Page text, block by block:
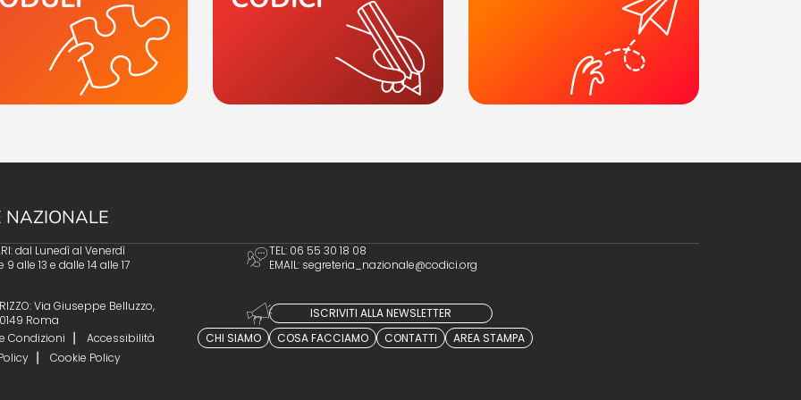
NAZIONALE
dal Lunedì al Venerdì
9 alle 13 e dalle 14 alle 17
TEL: 06 55 30 18 08
EMAIL: segreteria_nazionale@codici.org
Via Giuseppe Belluzzo,
Roma
ISCRIVITI ALLA NEWSLETTER
Condizioni
Accessibilità
Cookie Policy
CHI SIAMO COSA FACCIAMO CONTATTI AREA STAMPA